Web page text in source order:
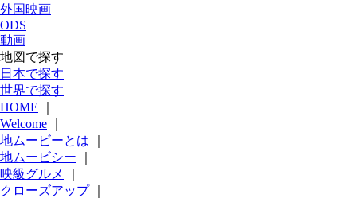
外国映画
ODS
動画
地図で探す
日本で探す
世界で探す
HOME
Welcome
地ムービーとは
地ムービシー
映級グルメ
クローズアップ｜